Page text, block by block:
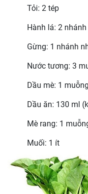
Tỏi: 2 tép
Hành lá: 2 nhánh
Gừng: 1 nhánh
Nước tương: 3
Dầu mè: 1
Dầu ăn: 130 ml
Mè rang: 1
Muối: 1 ít